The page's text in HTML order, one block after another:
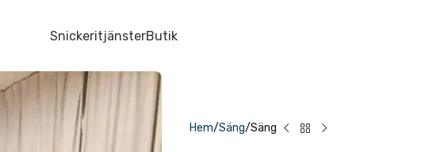
SnickeritjänsterButik
Hem Säng Säng